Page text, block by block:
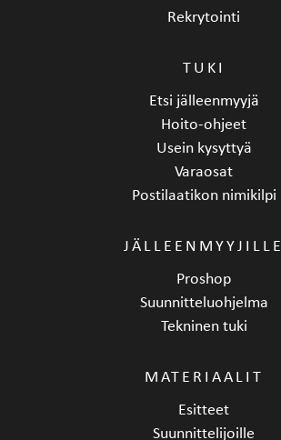
Rekrytointi
TUKI
Etsi jälleenmyyjä
Hoito-ohjeet
Usein kysyttyä
Varaosat
Postilaatikon nimikilpi
JÄLLEENMYYJILLE
Proshop
Suunnitteluohjelma
Tekninen tuki
MATERIAALIT
Esitteet
Suunnittelijoille